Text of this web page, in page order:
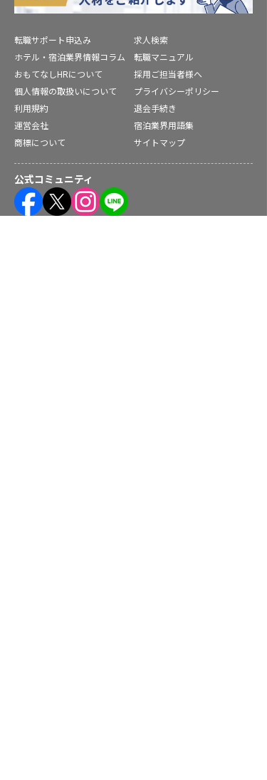
転職サポート申込み
求人検索
ホテル・宿泊業界情報コラム
転職マニュアル
おもてなしHRについて
採用ご担当者様へ
個人情報の取扱いについて
プライバシーポリシー
利用規約
退会手続き
運営会社
宿泊業界用語集
商標について
サイトマップ
公式コミュニティ